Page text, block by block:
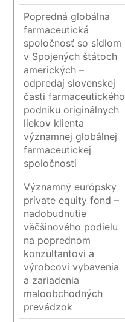
Popredná globálna
farmaceutická
spoločnosť so sídlom
v Spojených štátoch
amerických –
odpredaj slovenskej
časti farmaceutického
podniku originálnych
liekov klienta
významnej globálnej
farmaceutickej
spoločnosti
Významný európsky
private equity fond –
nadobudnutie
väčšinového podielu
na poprednom
konzultantovi a
výrobcovi vybavenia
a zariadenia
maloobchodných
prevádzok